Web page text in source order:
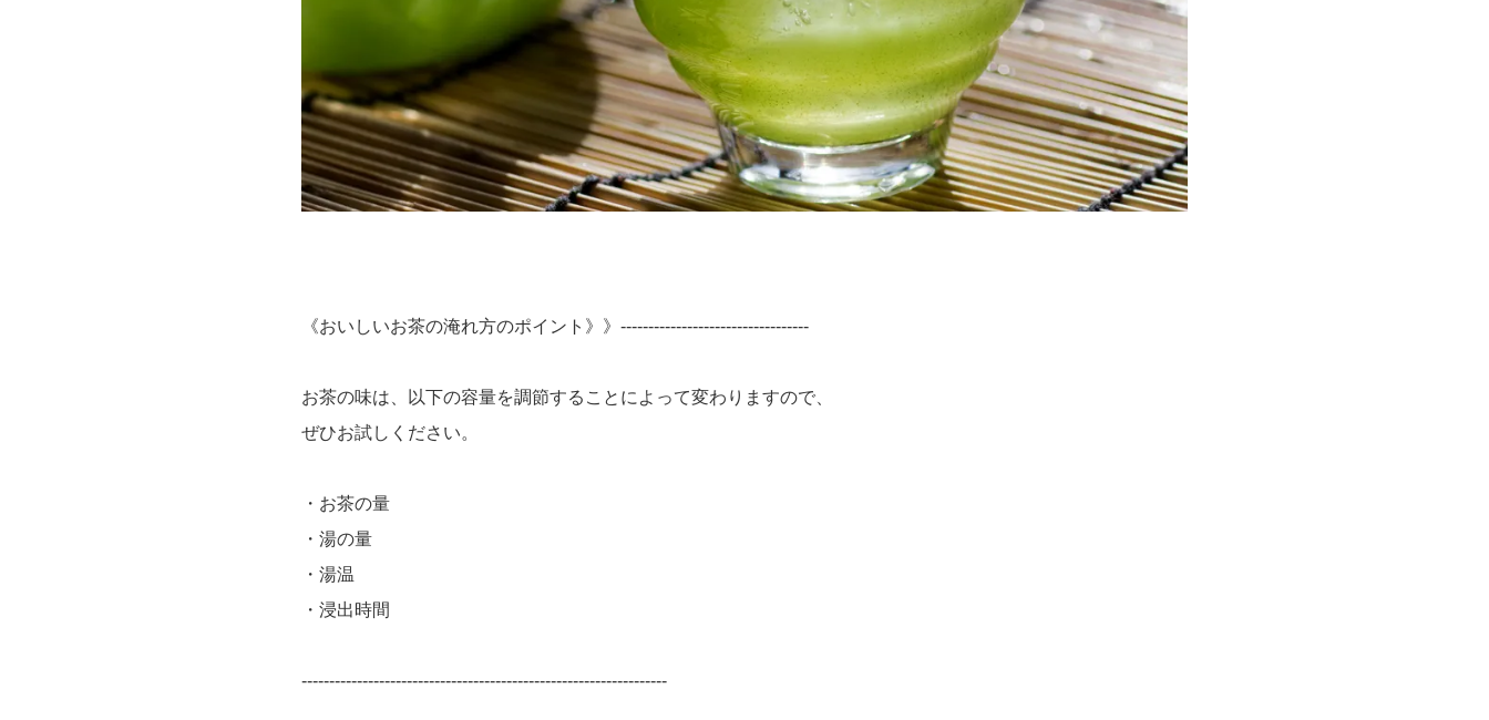
《おいしいお茶の淹れ方のポイント》》----------------------------------
お茶の味は、以下の容量を調節することによって変わりますので、
ぜひお試しください。
・お茶の量
・湯の量
・湯温
・浸出時間
------------------------------------------------------------------